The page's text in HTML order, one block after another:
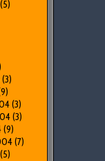
(5)
(3)
(3)
(3)
(9)
(7)